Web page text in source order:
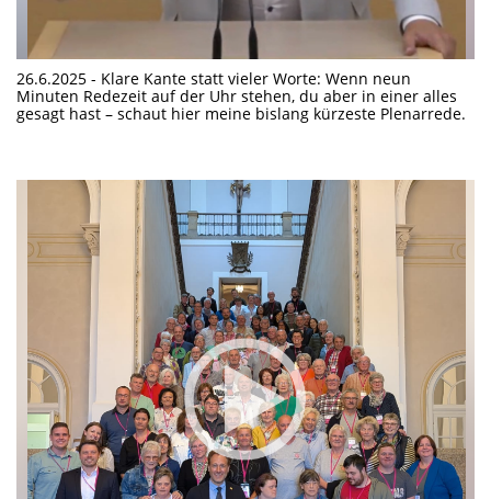
26.6.2025 - Klare Kante statt vieler Worte: Wenn neun
Minuten Redezeit auf der Uhr stehen, du aber in einer alles
gesagt hast – schaut hier meine bislang kürzeste Plenarrede.